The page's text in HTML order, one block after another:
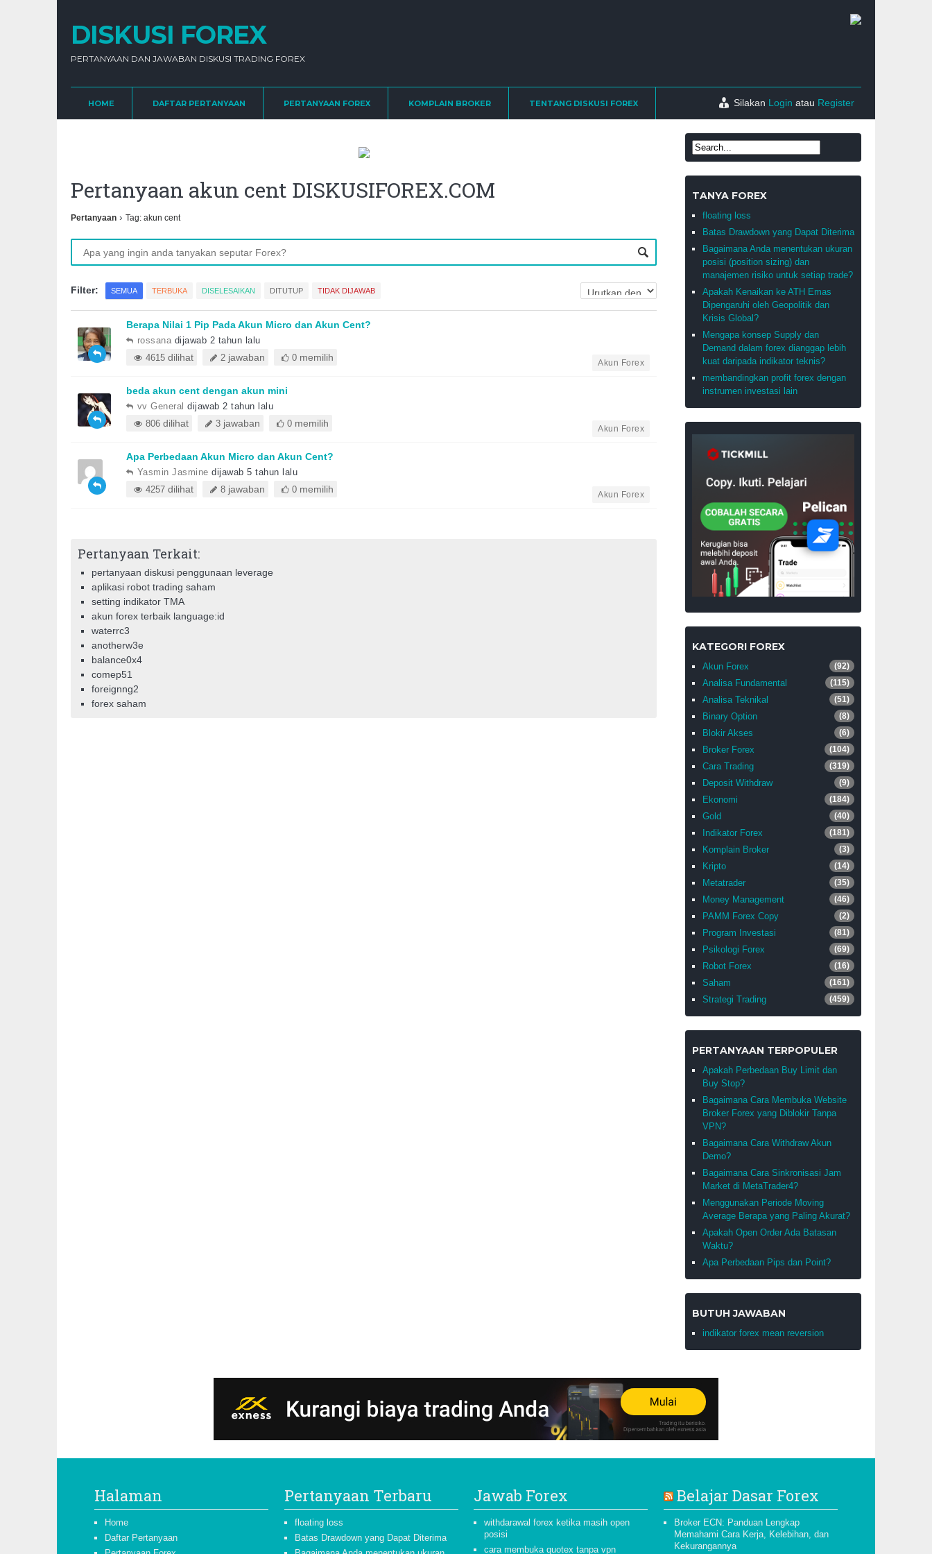
DISKUSI FOREX
PERTANYAAN DAN JAWABAN DISKUSI TRADING FOREX
HOME DAFTAR PERTANYAAN PERTANYAAN FOREX KOMPLAIN BROKER TENTANG DISKUSI FOREX Silakan Login atau Register
Pertanyaan akun cent DISKUSIFOREX.COM
Pertanyaan › Tag: akun cent
Filter: SEMUA TERBUKA DISELESAIKAN DITUTUP TIDAK DIJAWAB
Berapa Nilai 1 Pip Pada Akun Micro dan Akun Cent?
rossana dijawab 2 tahun lalu
Akun Forex
4615 dilihat 2 jawaban 0 memilih
beda akun cent dengan akun mini
vv General dijawab 2 tahun lalu
Akun Forex
806 dilihat 3 jawaban 0 memilih
Apa Perbedaan Akun Micro dan Akun Cent?
Yasmin Jasmine dijawab 5 tahun lalu
Akun Forex
4257 dilihat 8 jawaban 0 memilih
Pertanyaan Terkait:
pertanyaan diskusi penggunaan leverage
aplikasi robot trading saham
setting indikator TMA
akun forex terbaik language:id
waterrc3
anotherw3e
balance0x4
comep51
foreignng2
forex saham
TANYA FOREX
floating loss
Batas Drawdown yang Dapat Diterima
Bagaimana Anda menentukan ukuran
posisi (position sizing) dan
manajemen risiko untuk setiap trade?
Apakah Kenaikan ke ATH Emas
Dipengaruhi oleh Geopolitik dan
Krisis Global?
Mengapa konsep Supply dan
Demand dalam forex dianggap lebih
kuat daripada indikator teknis?
membandingkan profit forex dengan
instrumen investasi lain
KATEGORI FOREX
Akun Forex (92)
Analisa Fundamental (115)
Analisa Teknikal (51)
Binary Option (8)
Blokir Akses (6)
Broker Forex (104)
Cara Trading (319)
Deposit Withdraw (9)
Ekonomi (184)
Gold (40)
Indikator Forex (181)
Komplain Broker (3)
Kripto (14)
Metatrader (35)
Money Management (46)
PAMM Forex Copy (2)
Program Investasi (81)
Psikologi Forex (69)
Robot Forex (16)
Saham (161)
Strategi Trading (459)
PERTANYAAN TERPOPULER
Apakah Perbedaan Buy Limit dan
Buy Stop?
Bagaimana Cara Membuka Website
Broker Forex yang Diblokir Tanpa
VPN?
Bagaimana Cara Withdraw Akun
Demo?
Bagaimana Cara Sinkronisasi Jam
Market di MetaTrader4?
Menggunakan Periode Moving
Average Berapa yang Paling Akurat?
Apakah Open Order Ada Batasan
Waktu?
Apa Perbedaan Pips dan Point?
BUTUH JAWABAN
indikator forex mean reversion
Halaman
Home
Daftar Pertanyaan
Pertanyaan Terbaru
floating loss
Batas Drawdown yang Dapat Diterima
Jawab Forex
withdarawal forex ketika masih open
posisi
cara membuka quotex tanpa vpn
Belajar Dasar Forex
Broker ECN: Panduan Lengkap
Memahami Cara Kerja, Kelebihan, dan
Kekurangannya